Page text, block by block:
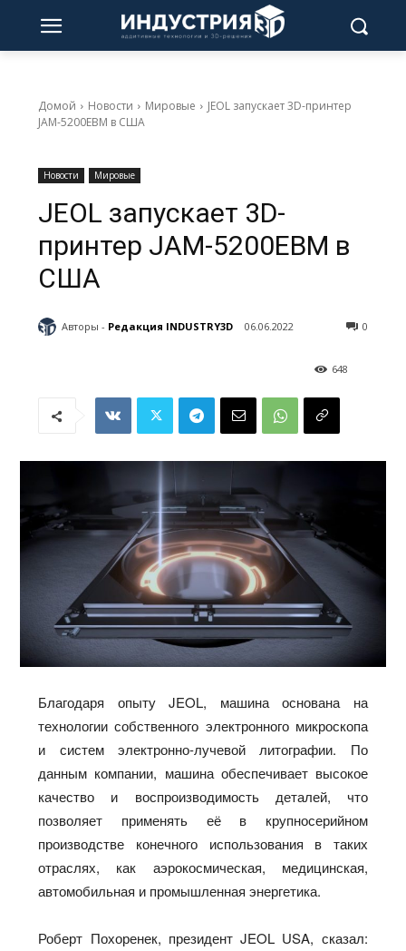
Домой Новости Мировые
JEOL запускает 3D-принтер
JAM-5200EBM в США
Новости Мировые
JEOL запускает 3D-
принтер JAM-5200EBM в
США
Авторы - Редакция INDUSTRY3D 06.06.2022 0
648
Благодаря опыту JEOL, машина основана на
технологии собственного электронного микроскопа
и систем электронно-лучевой литографии. По
данным компании, машина обеспечивает высокое
качество и воспроизводимость деталей, что
позволяет применять её в крупносерийном
производстве конечного использования в таких
отраслях, как аэрокосмическая, медицинская,
автомобильная и промышленная энергетика.
Роберт Похоренек, президент JEOL USA, сказал: